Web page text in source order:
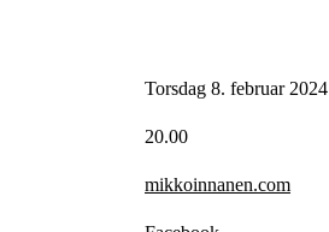
Torsdag 8. februar 2024
20.00
mikkoinnanen.com